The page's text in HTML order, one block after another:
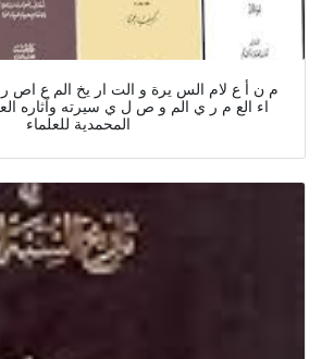
م ن أ ع لام الس يرة و الت ار يخ الم ع
اء الع م ر ي الم و ص ل ي سيرته وآثاره
المحمدية للعلماء